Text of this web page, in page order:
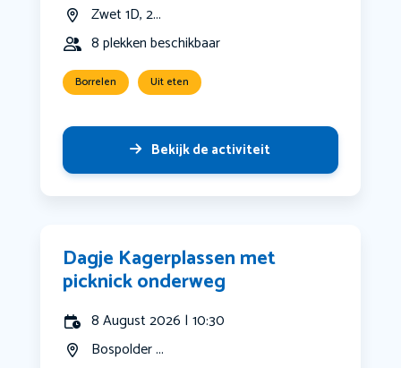
Zwet 1D, 2...
8 plekken beschikbaar
Borrelen Uit eten
Bekijk de activiteit
Dagje Kagerplassen met
picknick onderweg
8 August 2026 | 10:30
Bospolder ...